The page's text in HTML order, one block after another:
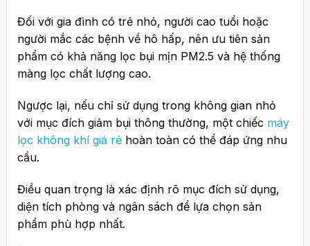
Đối với gia đình có trẻ nhỏ, người cao tuổi hoặc
người mắc các bệnh về hô hấp, nên ưu tiên sản
phẩm có khả năng lọc bụi mịn PM2.5 và hệ thống
màng lọc chất lượng cao.
Ngược lại, nếu chỉ sử dụng trong không gian nhỏ
với mục đích giảm bụi thông thường, một chiếc máy
lọc không khí giá rẻhoàn toàn có thể đáp ứng nhu
cầu.
Điều quan trọng là xác định rõ mục đích sử dụng,
diện tích phòng và ngân sách để lựa chọn sản
phẩm phù hợp nhất.